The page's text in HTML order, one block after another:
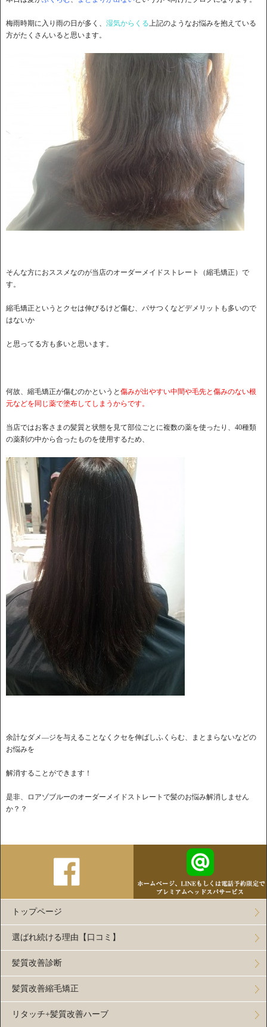
梅雨時期に入り雨の日が多く、 湿気からくる 上記のようなお悩みを抱えている
方がたくさんいると思います。
そんな方におススメなのが当店のオーダーメイドストレート（縮毛矯正）で
す。
縮毛矯正というとクセは伸びるけど傷む、パサつくなどデメリットも多いので
はないか
と思ってる方も多いと思います。
何故、縮毛矯正が傷むのかというと 傷みが出やすい中間や毛先と傷みのない根
元などを同じ薬で塗布してしまうからです。
当店ではお客さまの髪質と状態を見て部位ごとに複数の薬を使ったり、40種類
の薬剤の中から合ったものを使用するため、
余計なダメ―ジを与えることなくクセを伸ばしふくらむ、まとまらないなどの
お悩みを
解消することができます！
是非、ロアゾブルーのオーダーメイドストレートで髪のお悩み解消しません
か？？
トップページ
選ばれ続ける理由【口コミ】
髪質改善診断
髪質改善縮毛矯正
リタッチ+髪質改善ハーブ